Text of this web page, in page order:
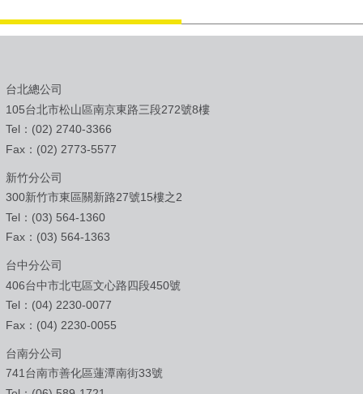
台北總公司
105台北市松山區南京東路三段272號8樓
Tel：(02) 2740-3366
Fax：(02) 2773-5577
新竹分公司
300新竹市東區關新路27號15樓之2
Tel：(03) 564-1360
Fax：(03) 564-1363
台中分公司
406台中市北屯區文心路四段450號
Tel：(04) 2230-0077
Fax：(04) 2230-0055
台南分公司
741台南市善化區蓮潭南街33號